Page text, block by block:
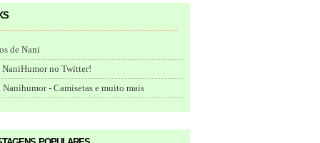
de Nani
NaniHumor no Twitter!
- Camisetas e muito mais